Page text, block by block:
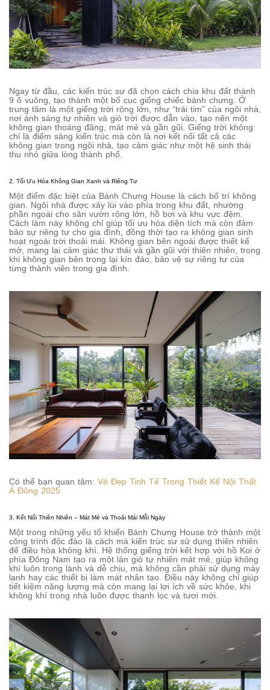
Ngay từ đầu, các kiến trúc sư đã chọn cách chia khu đất thành
9 ô vuông, tạo thành một bố cục giống chiếc bánh chưng. Ở
trung tâm là một giếng trời rộng lớn, như “trái tim” của ngôi nhà,
nơi ánh sáng tự nhiên và gió trời được dẫn vào, tạo nên một
không gian thoáng đãng, mát mẻ và gần gũi. Giếng trời không
chỉ là điểm sáng kiến trúc mà còn là nơi kết nối tất cả các
không gian trong ngôi nhà, tạo cảm giác như một hệ sinh thái
thu nhỏ giữa lòng thành phố.
2. Tối Ưu Hóa Không Gian Xanh và Riêng Tư
Một điểm đặc biệt của Bánh Chưng House là cách bố trí không
gian. Ngôi nhà được xây lùi vào phía trong khu đất, nhường
phần ngoài cho sân vườn rộng lớn, hồ bơi và khu vực đệm.
Cách làm này không chỉ giúp tối ưu hóa diện tích mà còn đảm
bảo sự riêng tư cho gia đình, đồng thời tạo ra không gian sinh
hoạt ngoài trời thoải mái. Không gian bên ngoài được thiết kế
mở, mang lại cảm giác thư thái và gần gũi với thiên nhiên, trong
khi không gian bên trong lại kín đáo, bảo vệ sự riêng tư của
từng thành viên trong gia đình.
Có thể bạn quan tâm: Vẻ Đẹp Tinh Tế Trong Thiết Kế Nội Thất
Á Đông 2025
3. Kết Nối Thiên Nhiên – Mát Mẻ và Thoải Mái Mỗi Ngày
Một trong những yếu tố khiến Bánh Chưng House trở thành một
công trình độc đáo là cách mà kiến trúc sư sử dụng thiên nhiên
để điều hòa không khí. Hệ thống giếng trời kết hợp với hồ Koi ở
phía Đông Nam tạo ra một làn gió tự nhiên mát mẻ, giúp không
khí luôn trong lành và dễ chịu, mà không cần phải sử dụng máy
lạnh hay các thiết bị làm mát nhân tạo. Điều này không chỉ giúp
tiết kiệm năng lượng mà còn mang lại lợi ích về sức khỏe, khi
không khí trong nhà luôn được thanh lọc và tươi mới.